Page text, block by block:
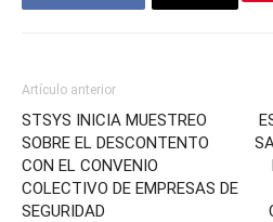
Artículo anterior
STSYS INICIA MUESTREO
SOBRE EL DESCONTENTO
CON EL CONVENIO
COLECTIVO DE EMPRESAS DE
SEGURIDAD